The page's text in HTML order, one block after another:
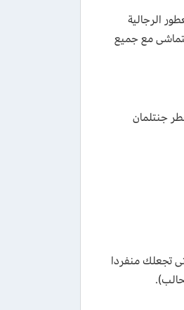
وشراء اي من العطور الرجالية
مع جميع
جنتلمان
تجعلك منفردا